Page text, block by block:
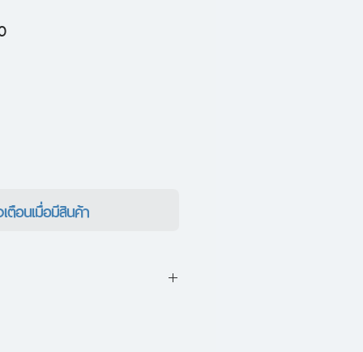
ราคา
ตือนเมื่อมีสินค้า
ก ๆ โบดแลร์ได้ไปอยู่กับเจ้าของ